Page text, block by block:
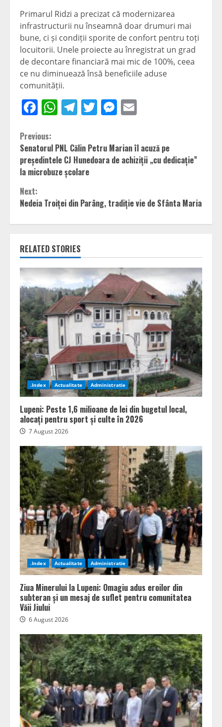
Primarul Ridzi a precizat că modernizarea
infrastructurii nu înseamnă doar drumuri mai
bune, ci și condiții sporite de confort pentru toți
locuitorii. Unele proiecte au înregistrat un grad
de decontare financiară mai mic de 100%, ceea
ce nu diminuează însă beneficiile aduse
comunității.
Facebook
WhatsApp
Telegram
TwitterMessenger
Continue
Reading
Previous:
Senatorul PNL Călin Petru Marian îl acuză pe
președintele CJ Hunedoara de achiziții „cu dedicație”
la microbuze școlare
Next:
Nedeia Troiței din Parâng, tradiție vie de Sfânta Maria
RELATED STORIES
.Index Actualitate Administratie
Lupeni: Peste 1,6 milioane de lei din bugetul local,
alocați pentru sport și culte în 2026
7 August 2026
.Index Actualitate Administratie
Ziua Minerului la Lupeni: Omagiu adus eroilor din
subteran și un mesaj de suflet pentru comunitatea
Văii Jiului
6 August 2026